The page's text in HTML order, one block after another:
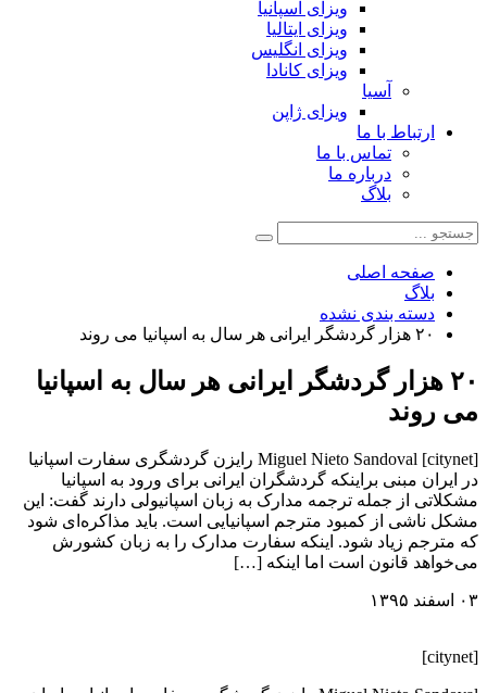
ویزای اسپانیا
ویزای ایتالیا
ویزای انگلیس
ویزای کانادا
آسیا
ویزای ژاپن
ارتباط با ما
تماس با ما
درباره ما
بلاگ
صفحه اصلی
بلاگ
دسته بندی نشده
۲۰ هزار گردشگر ایرانی هر سال به اسپانیا می روند
۲۰ هزار گردشگر ایرانی هر سال به اسپانیا
می روند
[citynet] Miguel Nieto Sandoval رایزن گردشگری سفارت اسپانیا
در ایران مبنی براینکه گردشگران ایرانی برای ورود به اسپانیا
مشکلاتی از جمله ترجمه مدارک به زبان اسپانیولی دارند گفت: این
مشکل ناشی از کمبود مترجم اسپانیایی است. باید مذاکره‌ای شود
که مترجم زیاد شود. اینکه سفارت مدارک را به زبان کشورش
می‌خواهد قانون است اما اینکه […]
۰۳ اسفند ۱۳۹۵
[citynet]